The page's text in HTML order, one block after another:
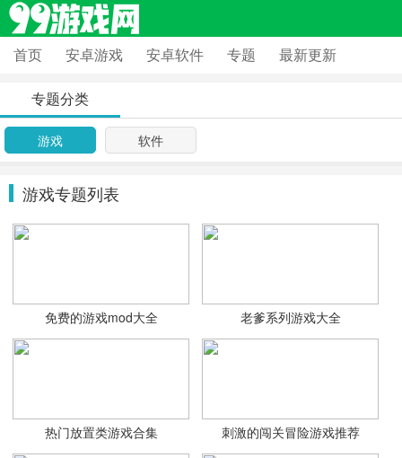
首页 安卓游戏 安卓软件 专题 最新更新
专题分类
游戏 软件
游戏专题列表
免费的游戏mod大全 老爹系列游戏大全
热门放置类游戏合集 刺激的闯关冒险游戏推荐